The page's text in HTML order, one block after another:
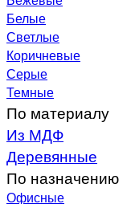
Белые
Светлые
Коричневые
Серые
Темные
По материалу
Из МДФ
Деревянные
По назначению
Офисные